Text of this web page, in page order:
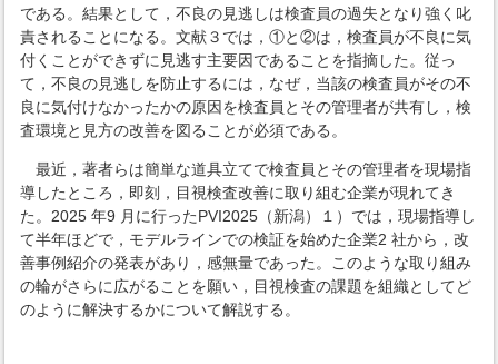
である。結果として，不良の見逃しは検査員の過失となり強く叱
責されることになる。文献３では，①と②は，検査員が不良に気
付くことができずに見逃す主要因であることを指摘した。従っ
て，不良の見逃しを防止するには，なぜ，当該の検査員がその不
良に気付けなかったかの原因を検査員とその管理者が共有し，検
査環境と見方の改善を図ることが必須である。
最近，著者らは簡単な道具立てで検査員とその管理者を現場指
導したところ，即刻，目視検査改善に取り組む企業が現れてき
た。2025 年9 月に行ったPVI2025（新潟）１）では，現場指導し
て半年ほどで，モデルラインでの検証を始めた企業2 社から，改
善事例紹介の発表があり，感無量であった。このような取り組み
の輪がさらに広がることを願い，目視検査の課題を組織としてど
のように解決するかについて解説する。